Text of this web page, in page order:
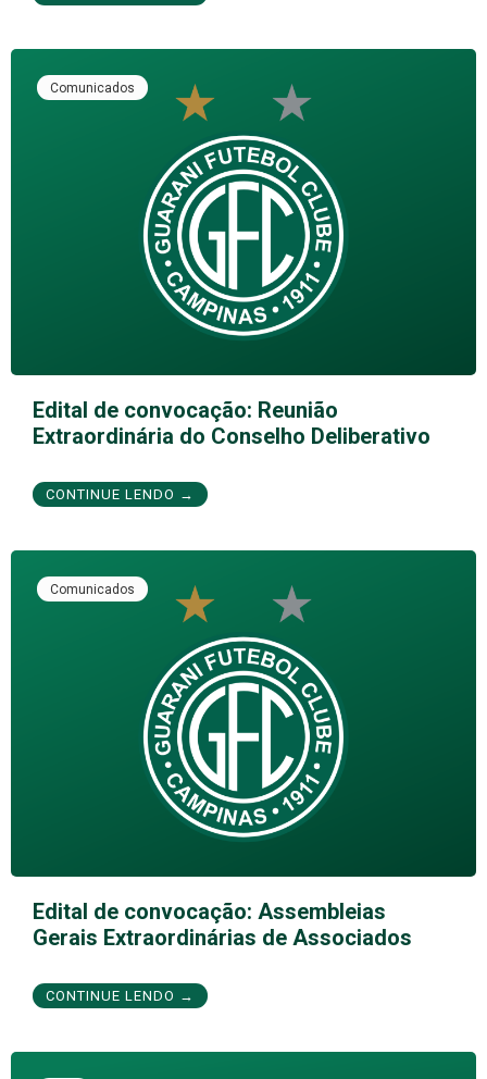
Comunicados
Edital de convocação: Reunião
Extraordinária do Conselho Deliberativo
CONTINUE LENDO →
Comunicados
Edital de convocação: Assembleias
Gerais Extraordinárias de Associados
CONTINUE LENDO →